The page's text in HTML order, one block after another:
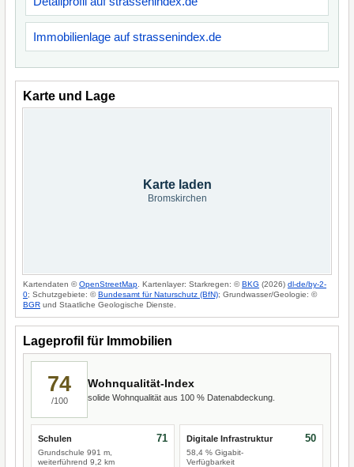
Immobilienlage auf strassenindex.de
Karte und Lage
Karte laden
Bromskirchen
Kartendaten ©OpenStreetMap . Kartenlayer: Starkregen: ©BKG (2026) dl-de/by-2-
0; Schutzgebiete: ©Bundesamt für Naturschutz (BfN); Grundwasser/Geologie: ©
BGR und Staatliche Geologische Dienste.
Lageprofil für Immobilien
74
/100
Wohnqualität-Index
solide Wohnqualität aus 100 % Datenabdeckung.
Schulen
Grundschule 991 m,
weiterführend 9,2 km
71 Digitale Infrastruktur
58,4 % Gigabit-
Verfügbarkeit
50